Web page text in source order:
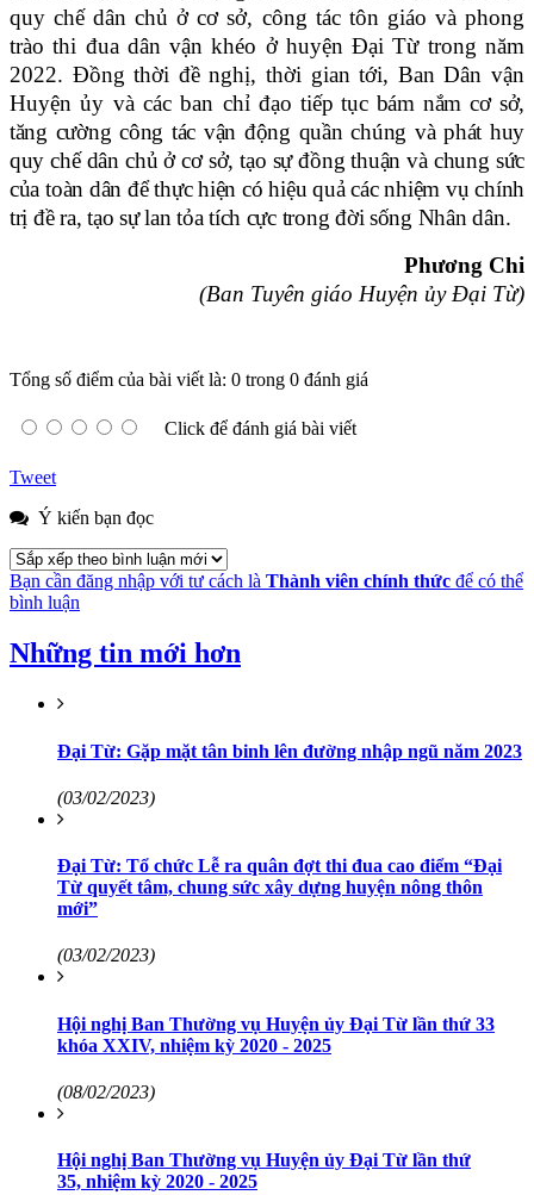
quy chế dân chủ ở cơ sở, công tác tôn giáo và phong
trào thi đua dân vận khéo ở huyện Đại Từ trong năm
2022. Đồng thời đề nghị, thời gian tới, Ban Dân vận
Huyện ủy và các ban chỉ đạotiếp tục bám nắm cơ sở,
tăng cường công tác vận động quần chúng và phát huy
quy chế dân chủ ở cơ sở, tạo sự đồng thuận và chung sức
của toàn dân để thực hiện có hiệu quả các nhiệm vụ chính
trị đề ra, tạo sự lan tỏa tích cực trong đời sống Nhân dân.
Phương Chi
(Ban Tuyên giáo Huyện ủy Đại Từ)
Tổng số điểm của bài viết là: 0 trong 0 đánh giá
Click để đánh giá bài viết
Tweet
Ý kiến bạn đọc
Bạn cần đăng nhập với tư cách là Thành viên chính thức để có thể
bình luận
Những tin mới hơn
Đại Từ: Gặp mặt tân binh lên đường nhập ngũ năm 2023
(03/02/2023)
Đại Từ: Tổ chức Lễ ra quân đợt thi đua cao điểm “Đại
Từ quyết tâm, chung sức xây dựng huyện nông thôn
mới”
(03/02/2023)
Hội nghị Ban Thường vụ Huyện ủy Đại Từ lần thứ 33
khóa XXIV, nhiệm kỳ 2020 - 2025
(08/02/2023)
Hội nghị Ban Thường vụ Huyện ủy Đại Từ lần thứ
35, nhiệm kỳ 2020 - 2025